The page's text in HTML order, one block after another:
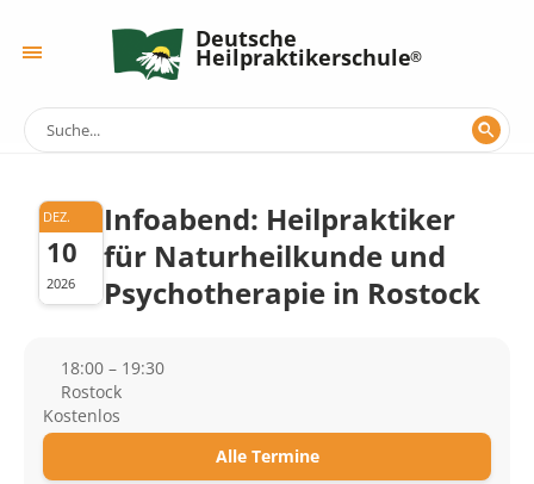
Deutsche
Heilpraktikerschule
DEZ.
10
2026
Infoabend: Heilpraktiker
für Naturheilkunde und
Psychotherapie in Rostock
18:00 – 19:30
Rostock
Kostenlos
Alle Termine